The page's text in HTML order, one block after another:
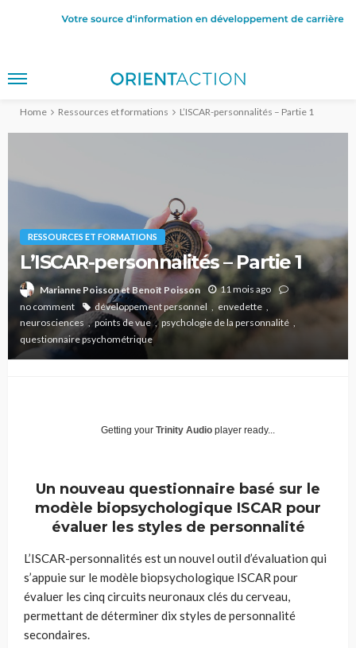
Home Ressources et formations L’ISCAR-personnalités – Partie 1
RESSOURCES ET FORMATIONS
L’ISCAR-personnalités – Partie 1
Marianne Poisson et Benoît Poisson
11 mois ago
no comment
développement personnel
envedette
neurosciences
points de vue
psychologie de la personnalité
questionnaire psychométrique
Getting your Trinity Audio player ready...
Un nouveau questionnaire basé sur le
modèle biopsychologique ISCAR pour
évaluer les styles de personnalité
L’ISCAR-personnalités est un nouvel outil d’évaluation qui
s’appuie sur le modèle biopsychologique ISCAR pour
évaluer les cinq circuits neuronaux clés du cerveau,
permettant de déterminer dix styles de personnalité
secondaires.